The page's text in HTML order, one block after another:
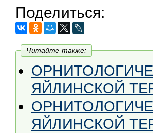
Поделиться:
Читайте также:
ЯЙЛИНСКОЙ
ЯЙЛИНСКОЙ